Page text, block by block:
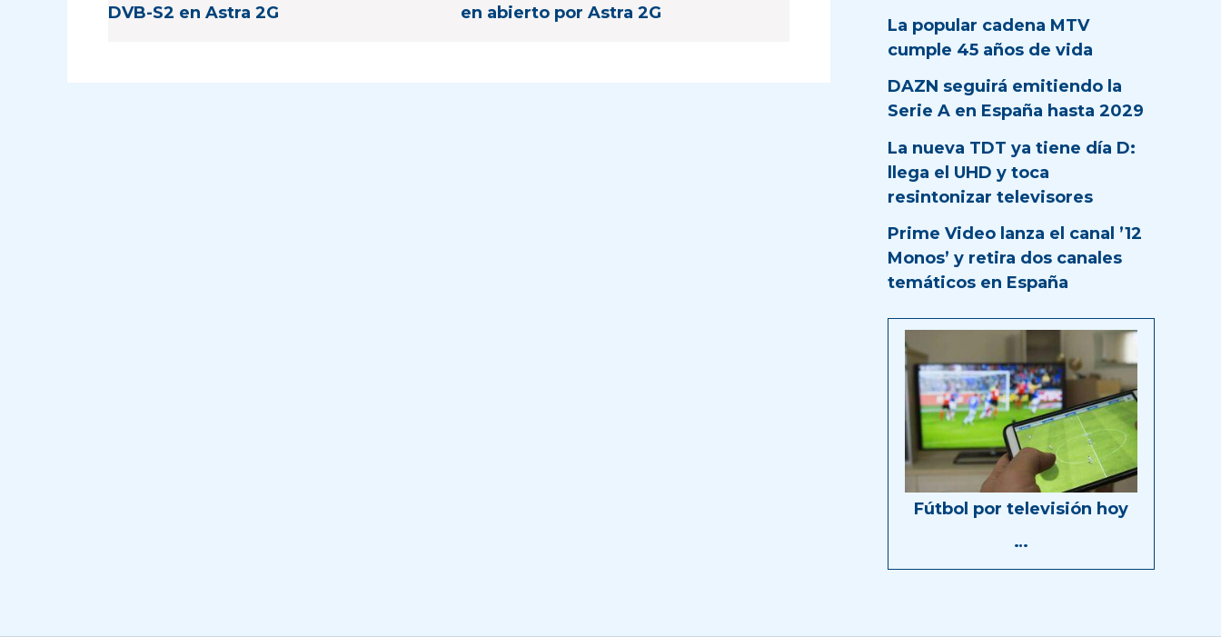
DVB-S2 en Astra 2G
en abierto por Astra 2G
La popular cadena MTV
cumple 45 años de vida
DAZN seguirá emitiendo la
Serie A en España hasta 2029
La nueva TDT ya tiene día D:
llega el UHD y toca
resintonizar televisores
Prime Video lanza el canal ’12
Monos’ y retira dos canales
temáticos en España
Fútbol por televisión hoy
…